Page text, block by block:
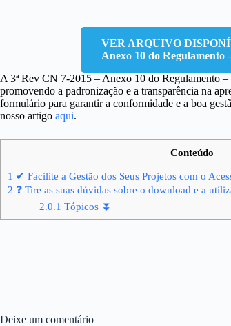
VER ARQUIVO
Anexo 10 do Regulamento
A 3ª Rev CN 7-2015 – Anexo 10 do Regulamento
promovendo a padronização e a transparência na
formulário para garantir a conformidade e a boa
nosso artigo aqui.
Conteúdo
1 ✔ Facilite a Gestão dos Seus Projetos com o
2 ❓ Tire as suas dúvidas sobre o download e a
2.0.1 Tópicos ⏬
Deixe um comentário